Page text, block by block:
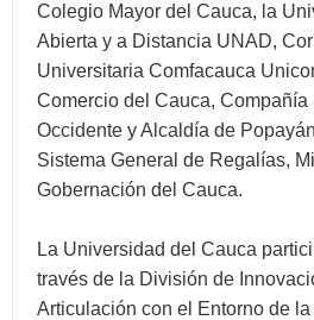
Colegio Mayor del Cauca, la
Abierta y a Distancia UNAD,
Universitaria Comfacauca
Comercio del Cauca, Compañía
Occidente y Alcaldía de
Sistema General de Regalías,
Gobernación del Cauca.
La Universidad del Cauca
través de la División de
Articulación con el Entorno de